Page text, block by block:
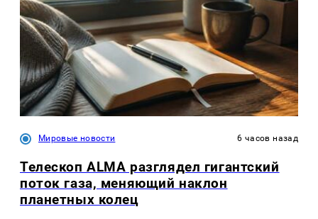
Мировые новости 6 часов назад
Телескоп ALMA разглядел гигантский
поток газа, меняющий наклон
планетных колец